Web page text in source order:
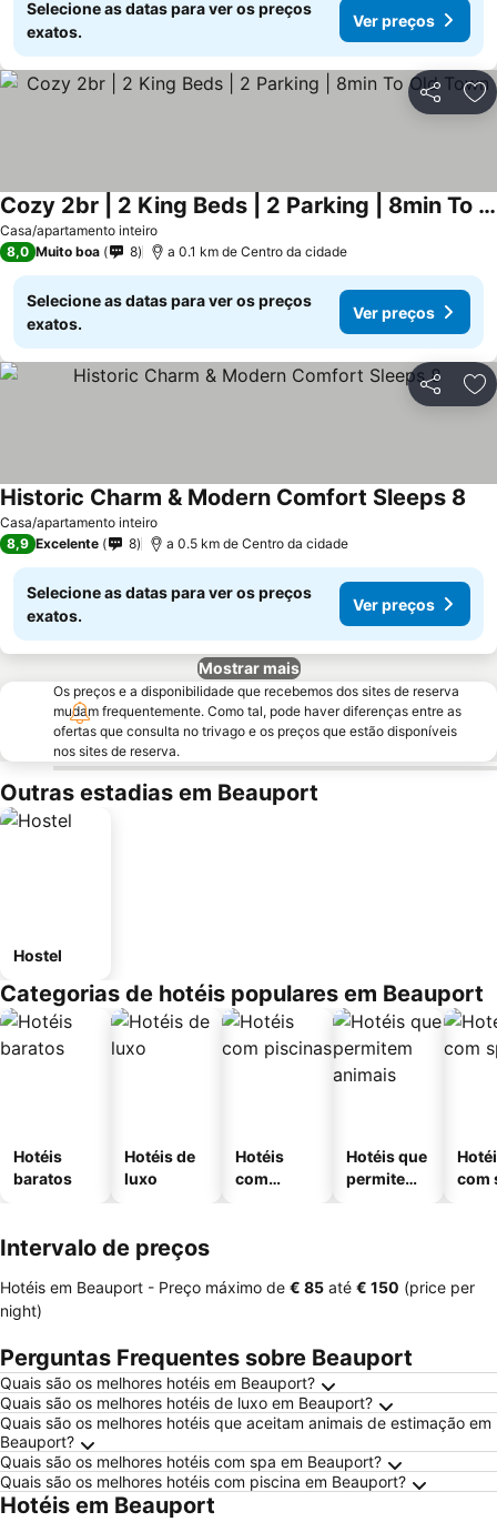
Selecione as datas para ver os preços
exatos.
Ver preços
Partilhar
Casa/apartamento inteiro
Cozy 2br | 2 King Beds | 2 Parking | 8min To Old Town
8,0 Muito boa 8 a 0.1 km de Centro da cidade
Selecione as datas para ver os preços
exatos.
Ver preços
Partilhar
Casa/apartamento inteiro
Historic Charm & Modern Comfort Sleeps 8
8,9 Excelente 8 a 0.5 km de Centro da cidade
Selecione as datas para ver os preços
exatos.
Ver preços
Mostrar mais
Os preços e a disponibilidade que recebemos dos sites de reserva
mudam frequentemente. Como tal, pode haver diferenças entre as
ofertas que consulta no trivago e os preços que estão disponíveis
nos sites de reserva.
Outras estadias em Beauport
Hostel
Categorias de hotéis populares em Beauport
Hotéis
baratos
Hotéis de
luxo
Hotéis
com
Hotéis que
permitem
com
Intervalo de preços
Hotéis em Beauport - Preço máximo de ‎€ 85 até ‎€ 150 (price per
night)
Perguntas Frequentes sobre Beauport
Quais são os melhores hotéis em Beauport?
Quais são os melhores hotéis de luxo em Beauport?
Quais são os melhores hotéis que aceitam animais de estimação em
Beauport?
Quais são os melhores hotéis com spa em Beauport?
Quais são os melhores hotéis com piscina em Beauport?
Hotéis em Beauport